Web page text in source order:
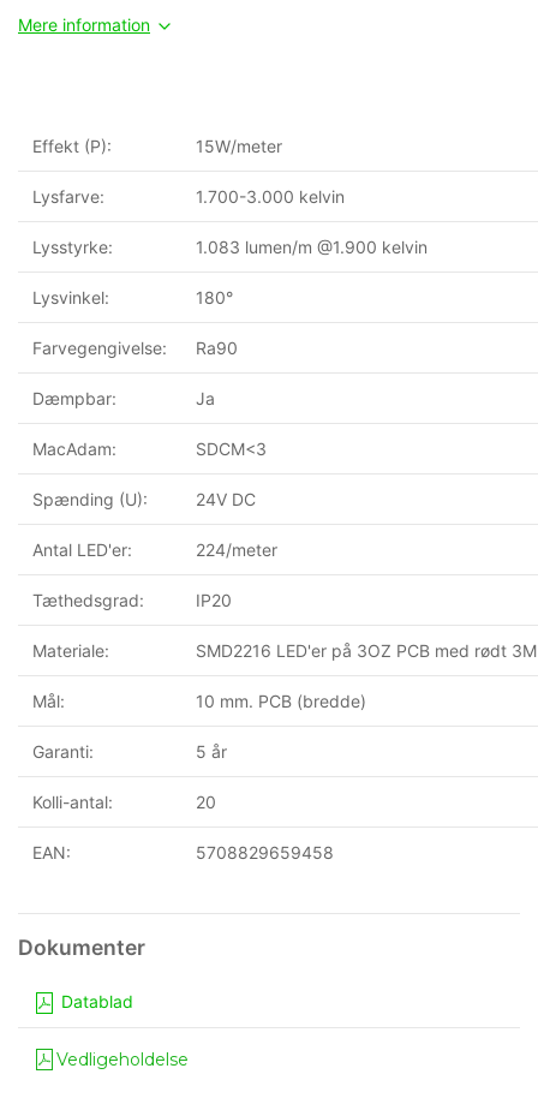
Mere information
Effekt (P): 15W/meter
Lysfarve: 1.700-3.000 kelvin
Lysstyrke: 1.083 lumen/m @1.900 kelvin
Lysvinkel: 180°
Farvegengivelse: Ra90
Dæmpbar: Ja
MacAdam: SDCM<3
Spænding (U): 24V DC
Antal LED'er: 224/meter
Tæthedsgrad: IP20
Materiale: SMD2216 LED'er på 3OZ PCB med rødt
Mål: 10 mm. PCB (bredde)
Garanti: 5 år
Kolli-antal: 20
EAN: 5708829659458
Datablad
Vedligeholdelse